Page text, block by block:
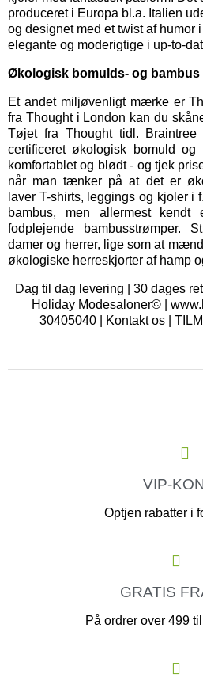
produceret i Europa bl.a. Italien
og designet med et twist af humor
elegante og moderigtige i up-to-
Økologisk bomulds- og
Et andet miljøvenligt mærke er
fra Thought i London kan du
Tøjet fra Thought tidl. Braintree
certificeret økologisk bomuld
komfortablet og blødt - og tjek
når man tænker på at det er
laver T-shirts, leggings og kjoler i
bambus, men allermest
fodplejende bambusstrømper.
damer og herrer, lige som at
økologiske herreskjorter af hamp
Dag til dag levering | 30 dages
Holiday Modesaloner© |
30405040 |
Kontakt os|
VIP-
Optjen rabatter i
GRATIS
På ordrer over 499